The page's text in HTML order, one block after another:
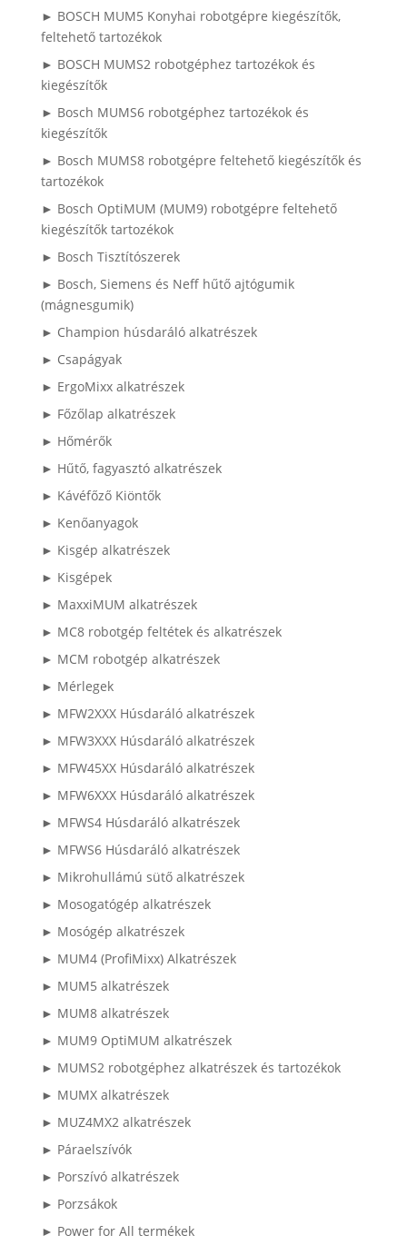
► BOSCH MUM5 Konyhai robotgépre kiegészítők,
feltehető tartozékok
► BOSCH MUMS2 robotgéphez tartozékok és
kiegészítők
► Bosch MUMS6 robotgéphez tartozékok és
kiegészítők
► Bosch MUMS8 robotgépre feltehető kiegészítők és
tartozékok
► Bosch OptiMUM (MUM9) robotgépre feltehető
kiegészítők tartozékok
► Bosch Tisztítószerek
► Bosch, Siemens és Neff hűtő ajtógumik
(mágnesgumik)
► Champion húsdaráló alkatrészek
► Csapágyak
► ErgoMixx alkatrészek
► Főzőlap alkatrészek
► Hőmérők
► Hűtő, fagyasztó alkatrészek
► Kávéfőző Kiöntők
► Kenőanyagok
► Kisgép alkatrészek
► Kisgépek
► MaxxiMUM alkatrészek
► MC8 robotgép feltétek és alkatrészek
► MCM robotgép alkatrészek
► Mérlegek
► MFW2XXX Húsdaráló alkatrészek
► MFW3XXX Húsdaráló alkatrészek
► MFW45XX Húsdaráló alkatrészek
► MFW6XXX Húsdaráló alkatrészek
► MFWS4 Húsdaráló alkatrészek
► MFWS6 Húsdaráló alkatrészek
► Mikrohullámú sütő alkatrészek
► Mosogatógép alkatrészek
► Mosógép alkatrészek
► MUM4 (ProfiMixx) Alkatrészek
► MUM5 alkatrészek
► MUM8 alkatrészek
► MUM9 OptiMUM alkatrészek
► MUMS2 robotgéphez alkatrészek és tartozékok
► MUMX alkatrészek
► MUZ4MX2 alkatrészek
► Páraelszívók
► Porszívó alkatrészek
► Porzsákok
► Power for All termékek